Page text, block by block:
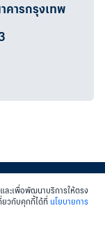
คารกรุงเทพ
ละเพื่อพัฒนาบริการให้ตรง
ยวกับคุกกี้ได้ที่ นโยบายการ